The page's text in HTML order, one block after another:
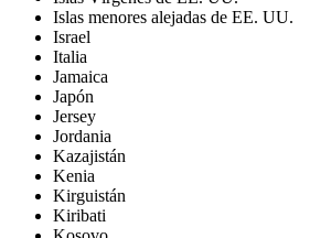
Islas menores alejadas de EE. UU.
Israel
Italia
Jamaica
Japón
Jersey
Jordania
Kazajistán
Kenia
Kirguistán
Kiribati